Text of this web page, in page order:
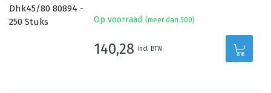
Op voorraad (meer dan 500)
140,28 incl. BTW